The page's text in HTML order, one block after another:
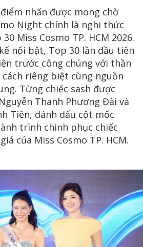
nhấn được mong chờ
Night chính là nghi thức
Miss Cosmo TP. HCM 2026.
nổi bật, Top 30 lần đầu tiên
trước công chúng với thần
riêng biệt cùng nguồn
Từng chiếc sash được
Thanh Phương Đài và
Tiên, đánh dấu cột mốc
trình chinh phục chiếc
của Miss Cosmo TP. HCM.